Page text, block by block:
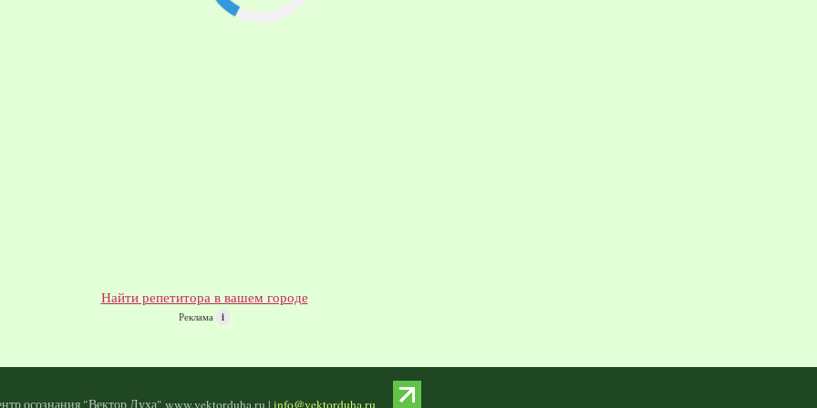
Найти репетитора в вашем городе
Реклама i
осознания "Вектор Духа" www.vektorduha.ru | info@vektorduha.ru